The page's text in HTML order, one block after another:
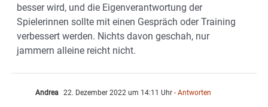
besser wird, und die Eigenverantwortung der
Spielerinnen sollte mit einen Gespräch oder Training
verbessert werden. Nichts davon geschah, nur
jammern alleine reicht nicht.
Andrea 22. Dezember 2022 um 14:11 Uhr - Antworten